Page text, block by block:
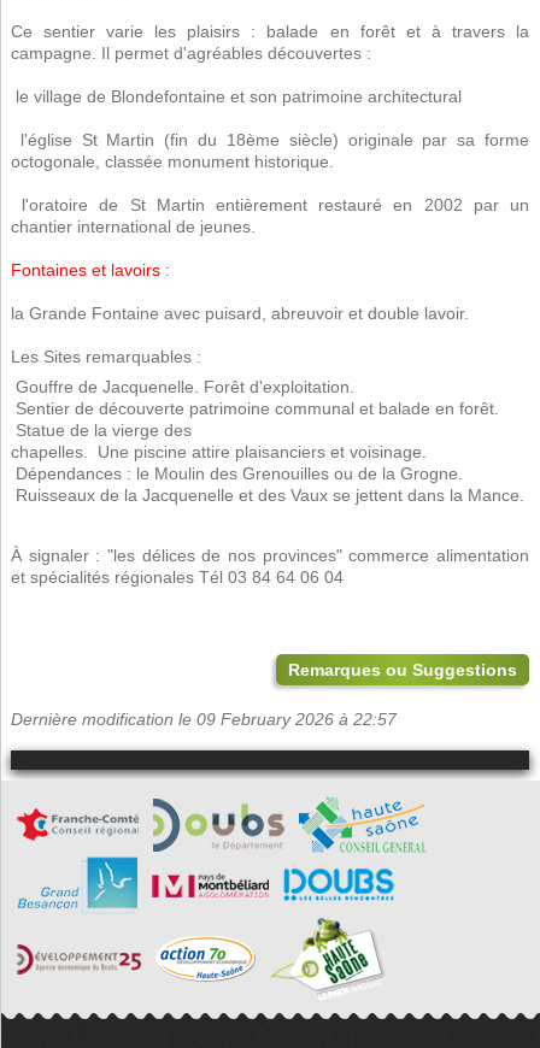
Ce sentier varie les plaisirs : balade en forêt et à travers la
campagne. Il permet d'agréables découvertes :
 le village de Blondefontaine et son patrimoine architectural
 l'église St Martin (fin du 18ème siècle) originale par sa forme
octogonale, classée monument historique.
 l'oratoire de St Martin entièrement restauré en 2002 par un
chantier international de jeunes.
Fontaines et lavoirs:
la Grande Fontaine avec puisard, abreuvoir et double lavoir.
Les Sites remarquables :
 Gouffre de Jacquenelle. Forêt d'exploitation.
 Sentier de découverte patrimoine communal et balade en forêt.
 Statue de la vierge des
chapelles.  Une piscine attire plaisanciers et voisinage.
 Dépendances : le Moulin des Grenouilles ou de la Grogne.
 Ruisseaux de la Jacquenelle et des Vaux se jettent dans la Mance.
À signaler : "les délices de nos provinces" commerce alimentation
et spécialités régionales Tél 03 84 64 06 04
Remarques ou Suggestions
Dernière modification le 09 February 2026 à 22:57